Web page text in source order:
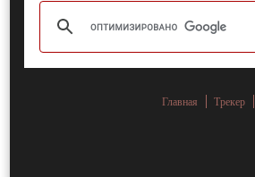
Главная Трекер